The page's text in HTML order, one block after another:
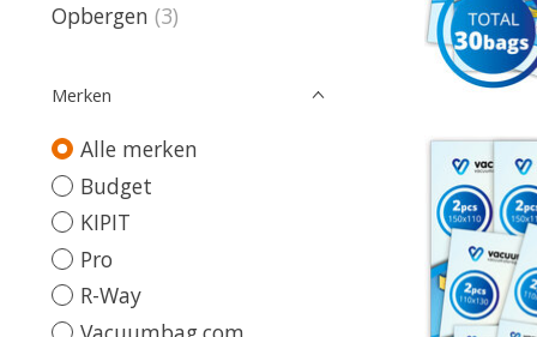
Opbergen (3)
Merken
Alle merken
Budget
KIPIT
Pro
R-Way